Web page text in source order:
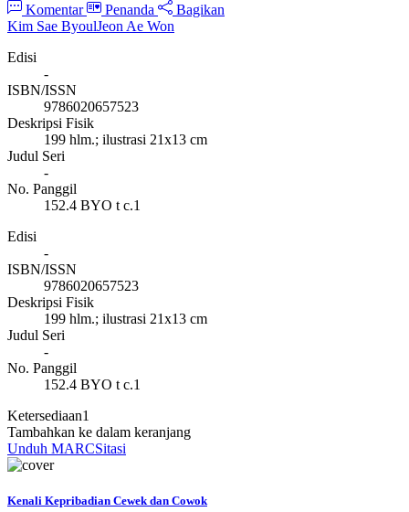
Komentar Penanda
Bagikan
Kim Sae ByoulJeon Ae Won
Edisi
-
ISBN/ISSN
9786020657523
Deskripsi Fisik
199 hlm.; ilustrasi 21x13 cm
Judul Seri
-
No. Panggil
152.4 BYO t c.1
Edisi
-
ISBN/ISSN
9786020657523
Deskripsi Fisik
199 hlm.; ilustrasi 21x13 cm
Judul Seri
-
No. Panggil
152.4 BYO t c.1
Ketersediaan1
Tambahkan ke dalam keranjang
Unduh MARCSitasi
Kenali Kepribadian Cewek dan Cowok